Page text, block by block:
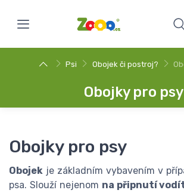
Psi Obojek či postroj?
Obojky pro psy
Obojky pro psy
Obojek je základním vybavením v
psa. Slouží nejenom na připnutí